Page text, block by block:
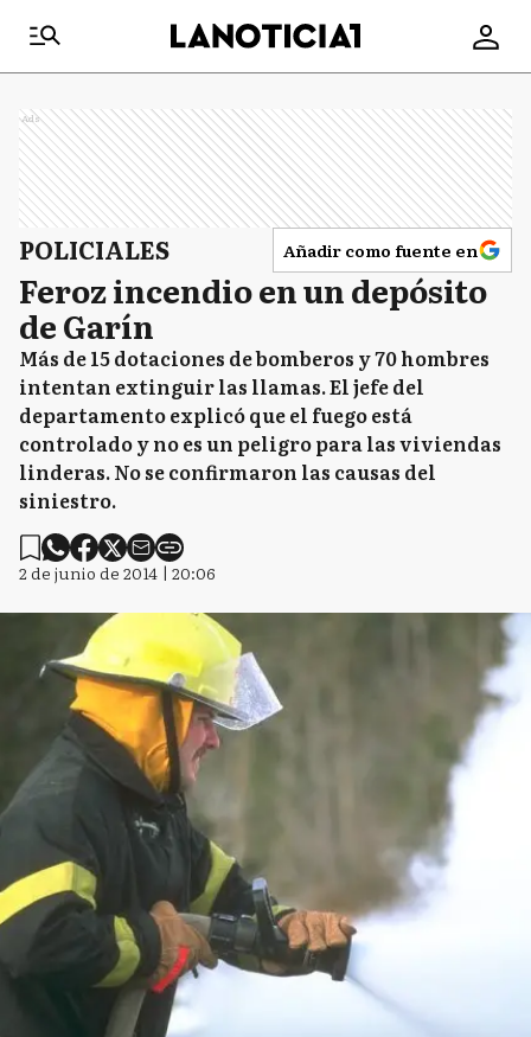
Ads
POLICIALES Añadir como fuente en
Feroz incendio en un depósito
de Garín
Más de 15 dotaciones de bomberos y 70 hombres
intentan extinguir las llamas. El jefe del
departamento explicó que el fuego está
controlado y no es un peligro para las viviendas
linderas. No se confirmaron las causas del
siniestro.
2 de junio de 2014 | 20:06